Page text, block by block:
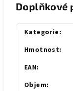
Doplňkové
Kategorie:
Hmotnost:
EAN:
Objem: